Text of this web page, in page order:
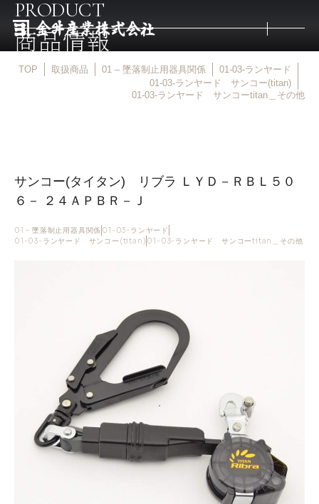
トップ
PRODUCT
商品情報
TOP 取扱商品 01 – 墜落制止用器具関係
01-03-ランヤード
01-03-ランヤード サンコー(titan)
01-03-ランヤード サンコーtitan＿その他
サンコー(タイタン) リブラ ＬＹＤ－ＲＢＬ５０
６－ ２４ＡＰＢＲ－Ｊ
01 – 墜落制止用器具関係 01-03-ランヤード
01-03-ランヤード サンコー(titan) 01-03-ランヤード サンコーtitan＿その他